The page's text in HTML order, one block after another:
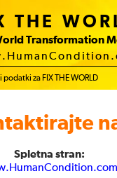
THE
Transformation
podatki za FIX THE WORLD
Spletna stran: